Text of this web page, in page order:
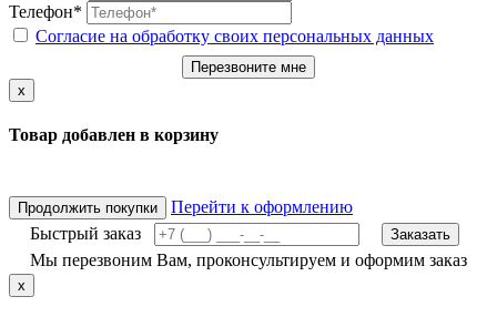
Телефон*
Согласие на обработку своих персональных данных
Перезвоните мне
x
Товар добавлен в корзину
Продолжить покупки
Перейти к оформлению
Быстрый заказ
Заказать
Мы перезвоним Вам, проконсультируем и оформим заказ
x